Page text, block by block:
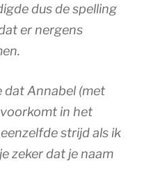
dus de spelling
er nergens
dat Annabel (met
in het
strijd als ik
zeker dat je naam